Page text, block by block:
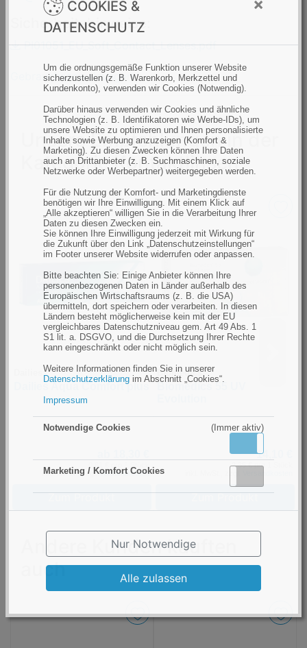
COOKIES &
DATENSCHUTZ
Um die ordnungsgemäße Funktion unserer Website
sicherzustellen (z. B. Warenkorb, Merkzettel und
Kundenkonto), verwenden wir Cookies (Notwendig).
Darüber hinaus verwenden wir Cookies und ähnliche
Technologien (z. B. Identifikatoren wie Werbe-IDs), um
unsere Website zu optimieren und Ihnen personalisierte
Inhalte sowie Werbung anzuzeigen (Komfort &
Marketing). Zu diesen Zwecken können Ihre Daten
auch an Drittanbieter (z. B. Suchmaschinen, soziale
Netzwerke oder Werbepartner) weitergegeben werden.
Für die Nutzung der Komfort- und Marketingdienste
benötigen wir Ihre Einwilligung. Mit einem Klick auf
„Alle akzeptieren“ willigen Sie in die Verarbeitung Ihrer
Daten zu diesen Zwecken ein.
Sie können Ihre Einwilligung jederzeit mit Wirkung für
die Zukunft über den Link „Datenschutzeinstellungen“
im Footer unserer Website widerrufen oder anpassen.
Bitte beachten Sie: Einige Anbieter können Ihre
personenbezogenen Daten in Länder außerhalb des
Europäischen Wirtschaftsraums (z. B. die USA)
übermitteln, dort speichern oder verarbeiten. In diesen
Ländern besteht möglicherweise kein mit der EU
vergleichbares Datenschutzniveau gem. Art 49 Abs. 1
S1 lit. a. DSGVO, und die Durchsetzung Ihrer Rechte
kann eingeschränkt oder nicht möglich sein.
Weitere Informationen finden Sie in unserer
Datenschutzerklärung im Abschnitt „Cookies“.
Impressum
Notwendige Cookies (Immer aktiv)
Marketing / Komfort Cookies
Nur Notwendige
Alle zulassen
Sicherheitshinweise:
PI01051_EU_Soft_Contact_Lenses.pdf
Gebrauchsanweisungen
Unsere Empfehlungen in der
Kategorie Kontaktlinsen
Dailies Aqua Comfort plus
inkl. MwSt., zzgl.Versandkosten
Zum Produkt
Biomedics
Biomedics 55 UV
14,10 €
2,35 € pro 1 Stück
Zum Produkt
Andere Kunden kauften
auch